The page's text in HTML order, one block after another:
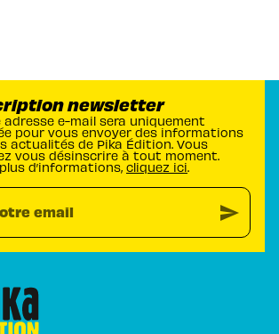
newsletter
adresse e-mail sera uniquement
pour vous envoyer des informations
actualités de Pika Édition. Vous
vous désinscrire à tout moment.
d’informations, cliquez ici.
email send